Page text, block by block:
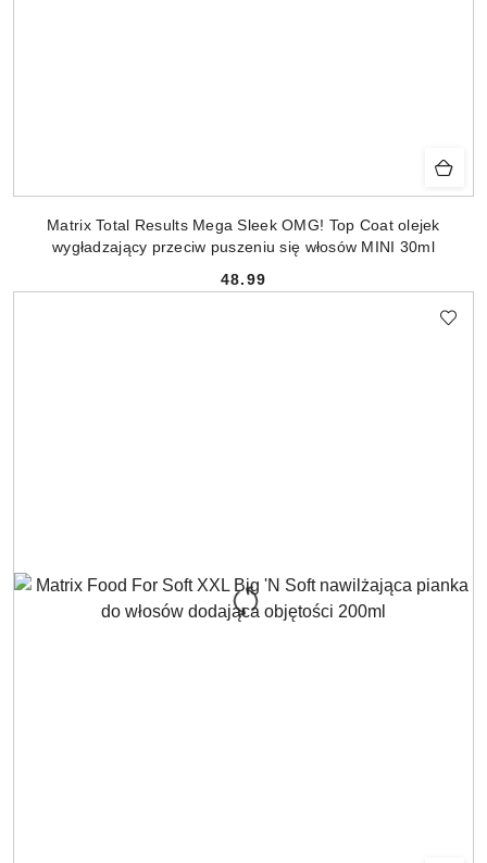
Matrix Total Results Mega Sleek OMG! Top Coat olejek
wygładzający przeciw puszeniu się włosów MINI 30ml
Cena:
48.99